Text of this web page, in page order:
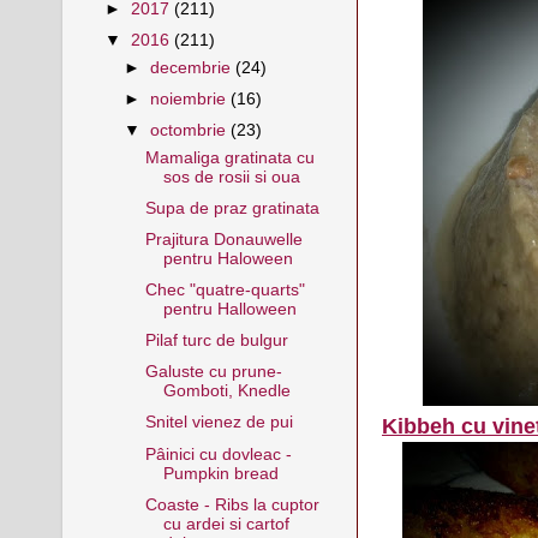
Kibbeh cu
► 2017 (211)
▼ 2016 (211)
►decembrie(24)
► noiembrie(16)
▼octombrie(23)
Mamaliga gratinata cu
sos de rosii si oua
Supa de praz gratinata
Prajitura Donauwelle
pentru Haloween
Chec "quatre-quarts"
pentru Halloween
Pilaf turc de bulgur
Galuste cu prune-
Gomboti, Knedle
Snitel vienez de pui
Pâinici cu dovleac -
Pumpkin bread
Coaste - Ribs la cuptor
cu ardei si cartof